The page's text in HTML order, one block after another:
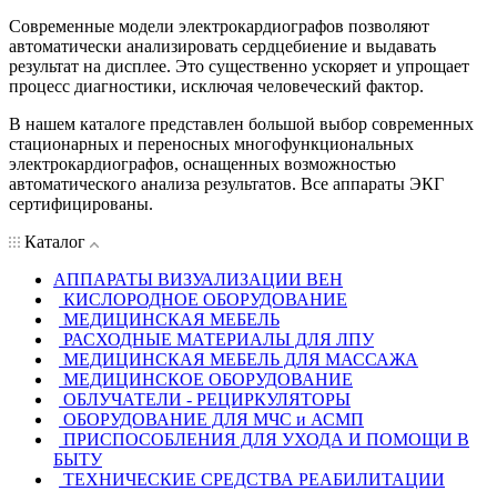
Современные модели электрокардиографов позволяют
автоматически анализировать сердцебиение и выдавать
результат на дисплее. Это существенно ускоряет и упрощает
процесс диагностики, исключая человеческий фактор.
В нашем каталоге представлен большой выбор современных
стационарных и переносных многофункциональных
электрокардиографов, оснащенных возможностью
автоматического анализа результатов. Все аппараты ЭКГ
сертифицированы.
Каталог
АППАРАТЫ ВИЗУАЛИЗАЦИИ ВЕН
КИСЛОРОДНОЕ ОБОРУДОВАНИЕ
МЕДИЦИНСКАЯ МЕБЕЛЬ
РАСХОДНЫЕ МАТЕРИАЛЫ ДЛЯ ЛПУ
МЕДИЦИНСКАЯ МЕБЕЛЬ ДЛЯ МАССАЖА
МЕДИЦИНСКОЕ ОБОРУДОВАНИЕ
ОБЛУЧАТЕЛИ - РЕЦИРКУЛЯТОРЫ
ОБОРУДОВАНИЕ ДЛЯ МЧС и АСМП
ПРИСПОСОБЛЕНИЯ ДЛЯ УХОДА И ПОМОЩИ В
БЫТУ
ТЕХНИЧЕСКИЕ СРЕДСТВА РЕАБИЛИТАЦИИ